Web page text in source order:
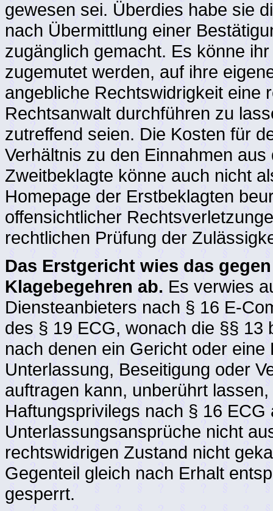
gewesen sei. Überdies habe sie
nach Übermittlung einer
zugänglich gemacht. Es könne
zugemutet werden, auf ihre
angebliche Rechtswidrigkeit eine
Rechtsanwalt durchführen zu
zutreffend seien. Die Kosten für
Verhältnis zu den Einnahmen
Zweitbeklagte könne auch nicht
Homepage der Erstbeklagten
offensichtlicher
rechtlichen Prüfung der
Das Erstgericht wies das
Klagebegehren ab. Es verwies
Diensteanbieters nach § 16 E-
des § 19 ECG, wonach die §§
nach denen ein Gericht oder
Unterlassung, Beseitigung oder
auftragen kann, unberührt
Haftungsprivilegs nach § 16 ECG
Unterlassungsansprüche nicht
rechtswidrigen Zustand nicht
Gegenteil gleich nach Erhalt
gesperrt.